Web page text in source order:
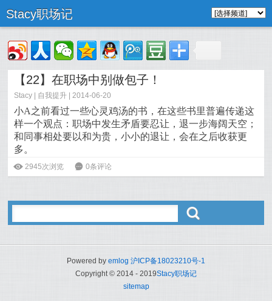
Stacy职场记
【22】在职场中别做包子！
Stacy 自我提升 | 2014-06-20
小A之前看过一些心灵鸡汤的书，在这些书里普遍传递这
样一个观点：职场中发生矛盾要忍让，退一步海阔天空；
和同事相处要以和为贵，小小的退让，会在之后收获更
多。
阅读全文>>
ė 2945次浏览 6 0条评论
ő
Powered by emlog 沪ICP备18023210号-1
Copyright © 2014 - 2019Stacy职场记
sitemap